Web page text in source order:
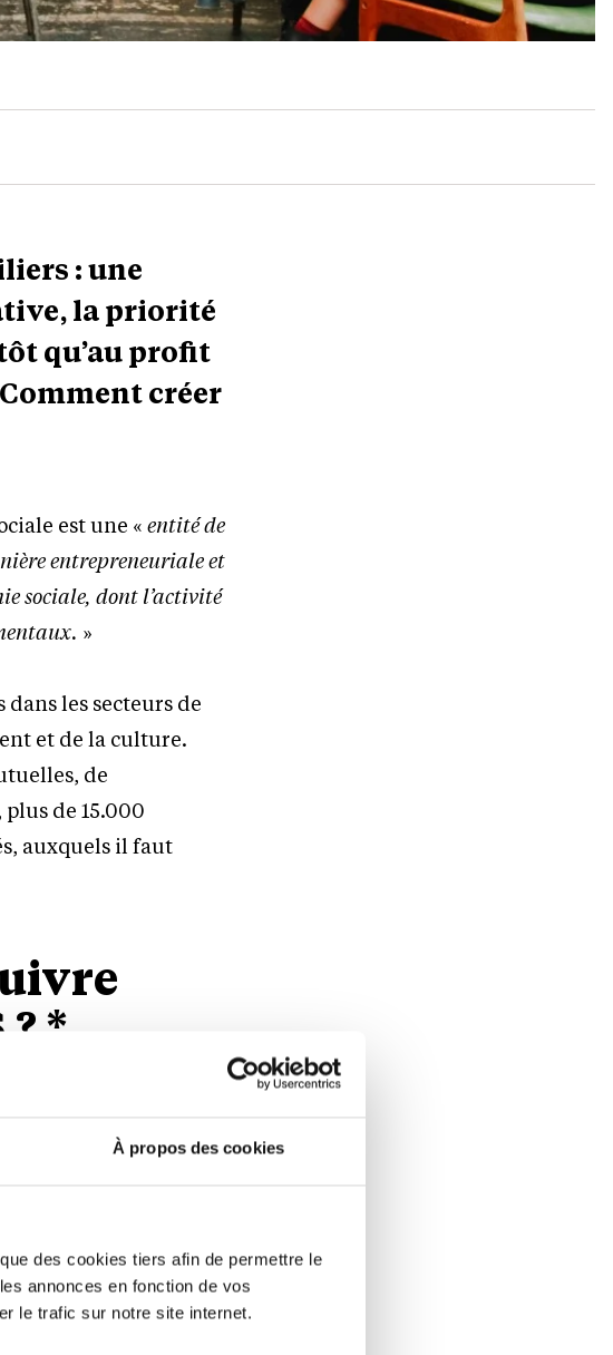
À propos des cookies
des cookies tiers afin de permettre le
annonces en fonction de vos
le trafic sur notre site internet.
: une
la priorité
qu’au profit
créer
est une «entité de
entrepreneuriale et
sociale, dont l’activité
»
les secteurs de
et de la culture.
de
de 15.000
auxquels il faut
*
bénéficiaire,
de l’Économie,
auprès du Registre du